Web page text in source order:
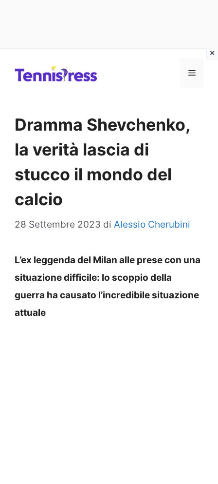
MENU
Dramma Shevchenko,
la verità lascia di
stucco il mondo del
calcio
28 Settembre 2023 di Alessio Cherubini
L’ex leggenda del Milan alle prese con una
situazione difficile: lo scoppio della
guerra ha causato l’incredibile situazione
attuale